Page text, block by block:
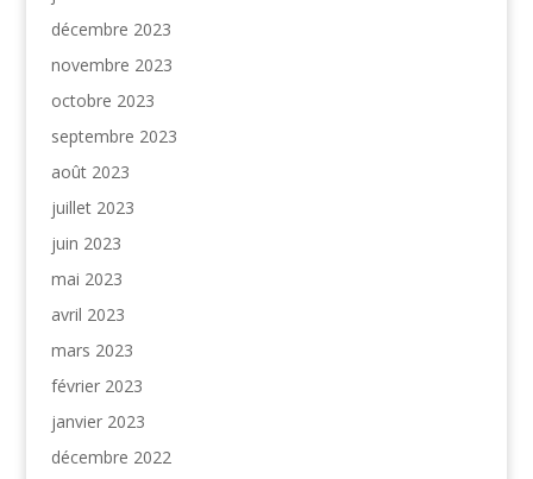
décembre 2023
novembre 2023
octobre 2023
septembre 2023
août 2023
juillet 2023
juin 2023
mai 2023
avril 2023
mars 2023
février 2023
janvier 2023
décembre 2022